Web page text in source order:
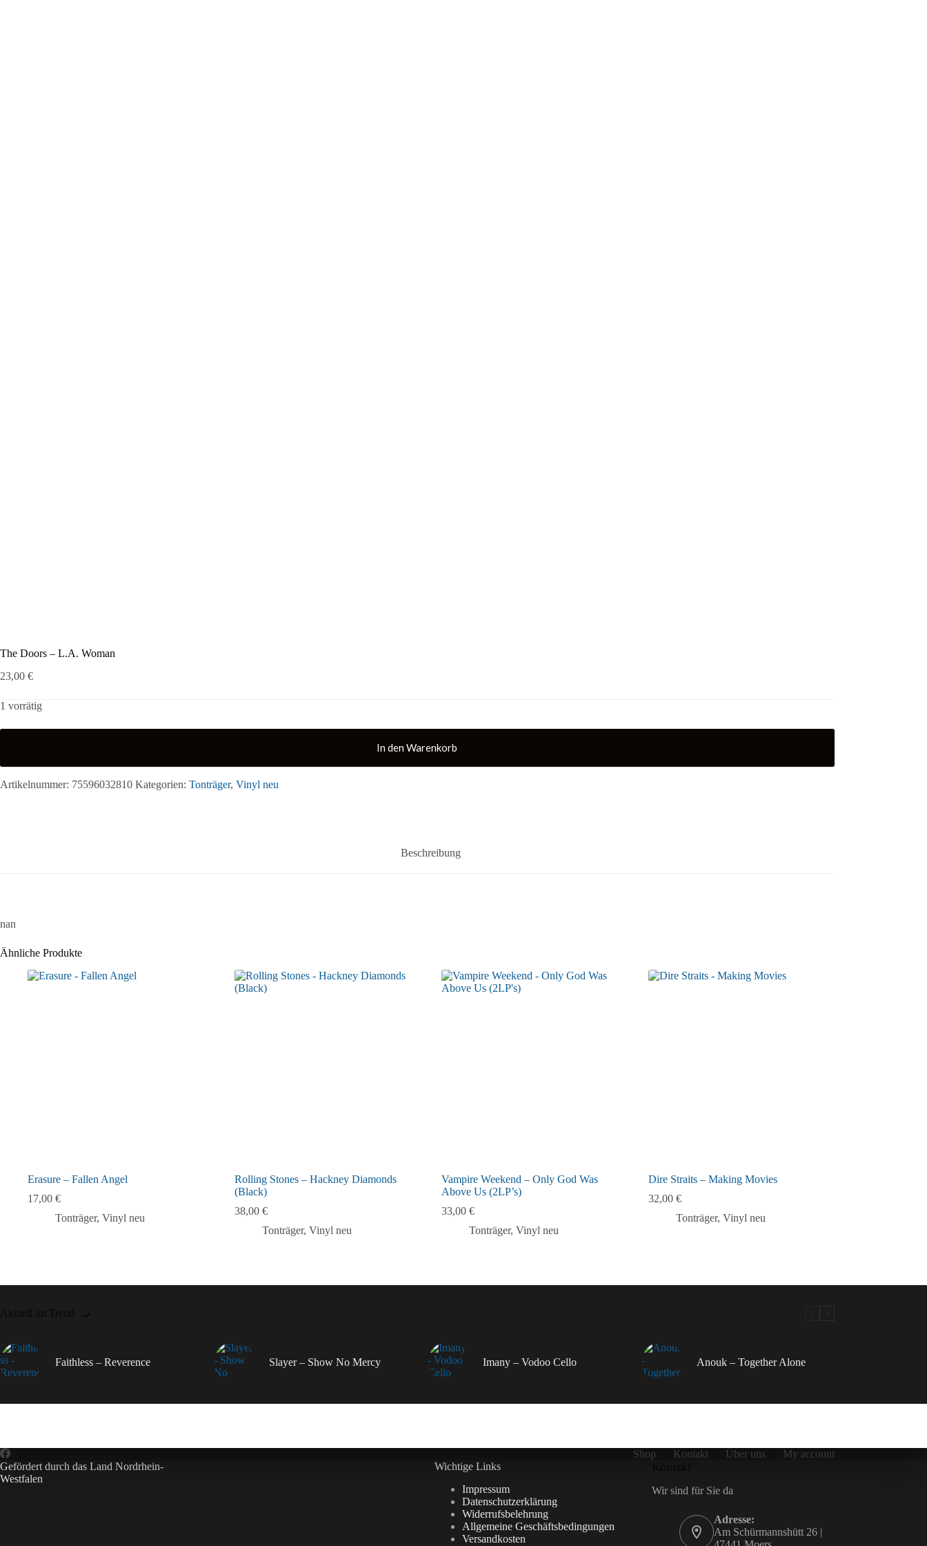
The Doors – L.A. Woman
23,00 €
1 vorrätig
In den Warenkorb
Artikelnummer: 75596032810 Kategorien: Tonträger, Vinyl neu
Beschreibung
nan
Ähnliche Produkte
Erasure – Fallen Angel
17,00 €
Tonträger, Vinyl neu
Rolling Stones – Hackney Diamonds
(Black)
38,00 €
Tonträger, Vinyl neu
Vampire Weekend – Only God Was
Above Us (2LP’s)
33,00 €
Tonträger, Vinyl neu
Dire Straits – Making Movies
32,00 €
Tonträger, Vinyl neu
Aktuell im Trend
Faithless – Reverence Slayer – Show No Mercy Imany – Vodoo Cello Anouk – Together Alone
Shop Kontakt Über uns
My account
Gefördert durch das Land Nordrhein-
Westfalen
Wichtige Links
Impressum
Datenschutzerklärung
Widerrufsbelehrung
Allgemeine Geschäftsbedingungen
Versandkosten
Wir sind für Sie da
Adresse:
Am Schürmannshütt 26 |